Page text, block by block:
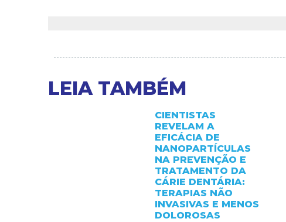
LEIA TAMBÉM
CIENTISTAS
REVELAM A
EFICÁCIA DE
NANOPARTÍCULAS
NA PREVENÇÃO E
TRATAMENTO DA
CÁRIE DENTÁRIA:
TERAPIAS NÃO
INVASIVAS E MENOS
DOLOROSAS